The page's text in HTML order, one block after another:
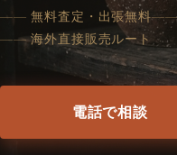
無料査定・出張無料
海外直接販売ルート
電話で相談